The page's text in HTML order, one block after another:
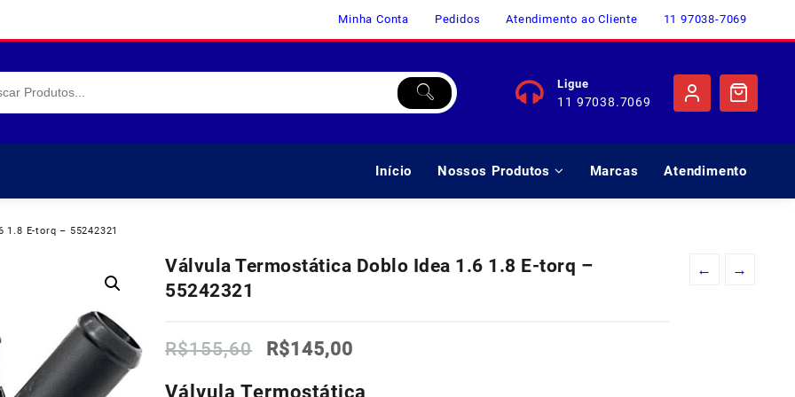
Minha Conta Pedidos Atendimento ao Cliente 11 97038-7069
Ligue
11 97038.7069
Início Nossos Produtos Marcas Atendimento
E-torq – 55242321
← →
Válvula Termostática Doblo Idea 1.6 1.8 E-torq –
55242321
R$155,60
O
original
R$145,00
atual
Válvula Termostática